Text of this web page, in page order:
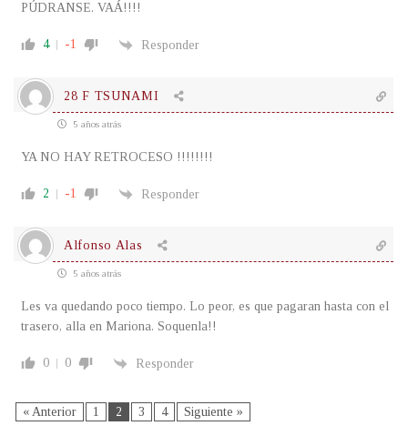
PÚDRANSE. VAÁ!!!!
4 -1 Responder
28 F TSUNAMI
5 años atrás
YA NO HAY RETROCESO !!!!!!!!
2 -1 Responder
Alfonso Alas
5 años atrás
Les va quedando poco tiempo. Lo peor, es que pagaran hasta con el
trasero, alla en Mariona. Soquenla!!
0 0 Responder
« Anterior 1 2 3 4 Siguiente »